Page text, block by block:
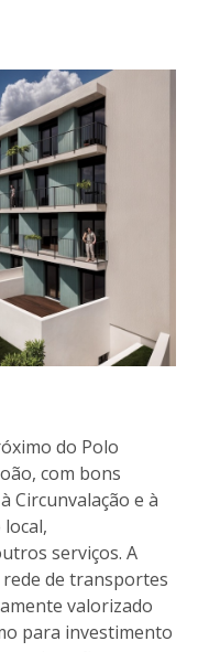
do Polo
com bons
Circunvalação e à
serviços. A
de transportes
valorizado
para investimento